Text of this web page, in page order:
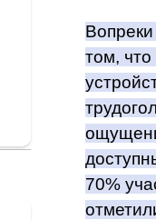
том,
70%